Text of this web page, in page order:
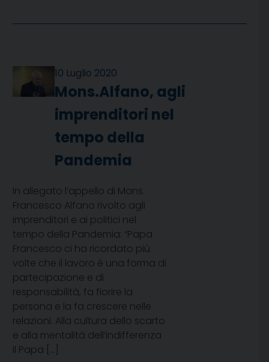
10 Luglio 2020
Mons.Alfano, agli
imprenditori nel
tempo della
Pandemia
In allegato l’appello di Mons.
Francesco Alfano rivolto agli
imprenditori e ai politici nel
tempo della Pandemia: “Papa
Francesco ci ha ricordato più
volte che il lavoro è una forma di
partecipazione e di
responsabilità, fa fiorire la
persona e la fa crescere nelle
relazioni. Alla cultura dello scarto
e alla mentalità dell’indifferenza
il Papa […]